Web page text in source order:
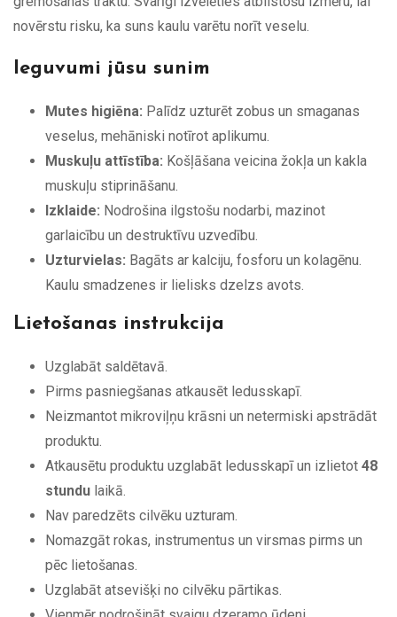
novērstu risku, ka suns kaulu varētu norīt veselu.
Ieguvumi jūsu sunim
Mutes higiēna: Palīdz uzturēt zobus un smaganas
veselus, mehāniski notīrot aplikumu.
Muskuļu attīstība: Košļāšana veicina žokļa un kakla
muskuļu stiprināšanu.
Izklaide: Nodrošina ilgstošu nodarbi, mazinot
garlaicību un destruktīvu uzvedību.
Uzturvielas: Bagāts ar kalciju, fosforu un kolagēnu.
Kaulu smadzenes ir lielisks dzelzs avots.
Lietošanas instrukcija
Uzglabāt saldētavā.
Pirms pasniegšanas atkausēt ledusskapī.
Neizmantot mikroviļņu krāsni un netermiski apstrādāt
produktu.
Atkausētu produktu uzglabāt ledusskapī un izlietot 48
stundu laikā.
Nav paredzēts cilvēku uzturam.
Nomazgāt rokas, instrumentus un virsmas pirms un
pēc lietošanas.
Uzglabāt atsevišķi no cilvēku pārtikas.